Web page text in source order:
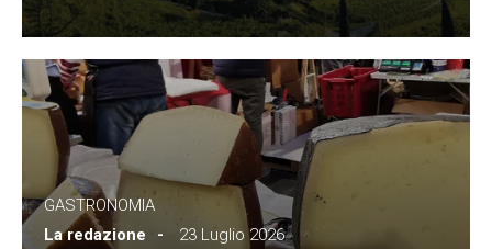
GASTRONOMIA
La redazione
23 Luglio 2026